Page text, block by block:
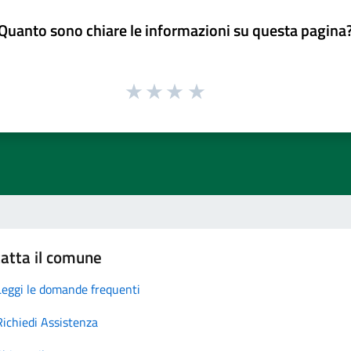
sono chiare le informazioni su questa
il comune
le domande frequenti
Assistenza